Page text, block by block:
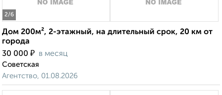
2/6
Дом 200м², 2-этажный, на длительный срок, 20 км от
города
30 000 ₽ в месяц
Советская
Агентство, 01.08.2026